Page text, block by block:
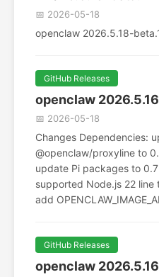
📅 2026-05-18
openclaw 2026.5.18-
GitHub Releases
openclaw
📅 2026-05-18
Changes Dependencies:
@openclaw/proxyline to
update Pi packages to
supported Node.js 22 line
add
GitHub Releases
openclaw